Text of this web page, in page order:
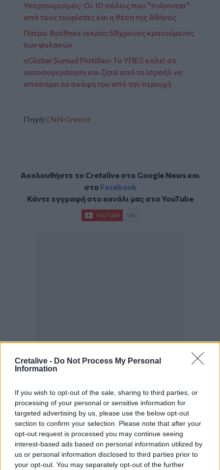
Cretalive - Do Not Process My Personal
Information
If you wish to opt-out of the sale, sharing to third parties, or
processing of your personal or sensitive information for
targeted advertising by us, please use the below opt-out
section to confirm your selection. Please note that after your
opt-out request is processed you may continue seeing
interest-based ads based on personal information utilized by
us or personal information disclosed to third parties prior to
your opt-out. You may separately opt-out of the further
Υπερτουρισμός: Οι 10 πόλεις που "πνίγονται"
από τους τουρίστες και η θέση της Αθήνας
Πάτρα: Βρέθηκε νεκρός 58χρονος κρατούμενος
των φυλακών
«Global Sumud Flotilla»: Το ΥΠΕΞ καλεί σε
αυτοσυγκράτηση και ζητά από το Ισραήλ να
αποσύρει τα σκάφη του από την περιοχή
Πηγή:CNN Greece
Ακολουθήστε το Cretalive στο Google Newsκαι
στο Facebook
Κάντε εγγραφή στο κανάλι μας στοYouTube
Καισαριανή Πρωτομαγιά
Γίνε ο ρεπόρτερ του CRETALIVE
ΣΤΕΊΛΕ ΤΗΝ ΕΊΔΗΣΗ